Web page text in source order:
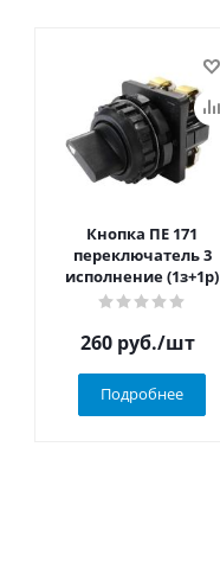
Кнопка ПЕ 171
переключатель 3
исполнение (1з+1р)
260 руб./шт
Подробнее